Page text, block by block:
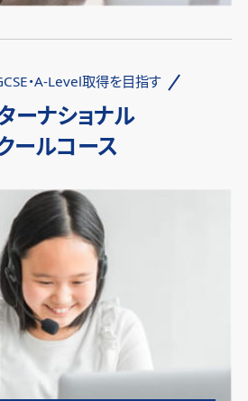
・A-Level取得を目指す
ーナショナル
ールコース